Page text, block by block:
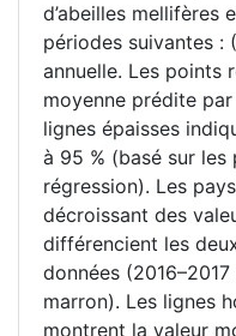
d’abeilles mellifères
périodes suivantes :
annuelle. Les points
moyenne prédite
lignes épaisses
à 95 % (basé sur
régression). Les
décroissant des
différencient les
données
marron). Les lignes
montrent la valeur